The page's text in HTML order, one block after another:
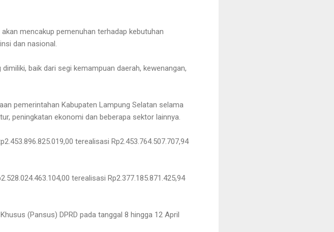
mencakup pemenuhan terhadap kebutuhan
dan nasional.
baik dari segi kemampuan daerah, kewenangan,
pemerintahan Kabupaten Lampung Selatan selama
peningkatan ekonomi dan beberapa sektor lainnya.
terealisasi Rp2.453.764.507.707,94
terealisasi Rp2.377.185.871.425,94
(Pansus) DPRD pada tanggal 8 hingga 12 April